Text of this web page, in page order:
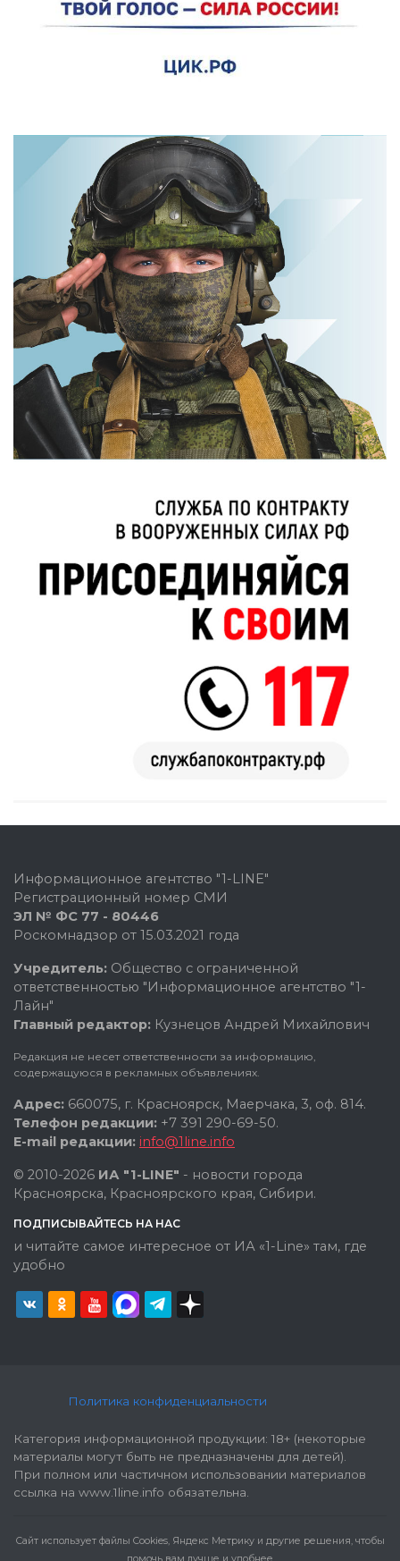
Информационное агентство "1-LINE"
Регистрационный номер СМИ
ЭЛ № ФС 77 - 80446
Роскомнадзор от 15.03.2021 года
Учредитель: Общество с ограниченной
ответственностью "Информационное агентство "1-
Лайн"
Главный редактор: Кузнецов Андрей Михайлович
Редакция не несет ответственности за информацию,
содержащуюся в рекламных объявлениях.
Адрес: 660075, г. Красноярск, Маерчака, 3, оф. 814.
Телефон редакции: +7 391 290-69-50.
E-mail редакции: info@1line.info
© 2010-2026 ИА "1-LINE" - новости города
Красноярска, Красноярского края, Сибири.
ПОДПИСЫВАЙТЕСЬ НА НАС
и читайте самое интересное от ИА «1-Line» там, где
удобно
Политика конфиденциальности
Категория информационной продукции: 18+ (некоторые
материалы могут быть не предназначены для детей).
При полном или частичном использовании материалов
ссылка на www.1line.info обязательна.
Cайт использует файлы Cookies, Яндекс Метрику и другие решения, чтобы
помочь вам лучше и удобнее